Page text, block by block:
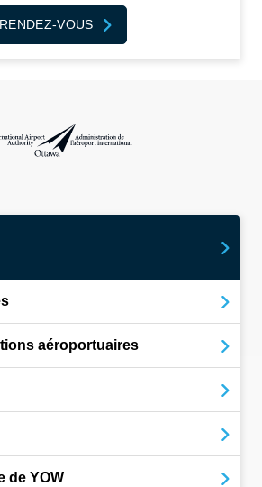
VOUS
de l’aéroport international
aéroportuaires
de YOW